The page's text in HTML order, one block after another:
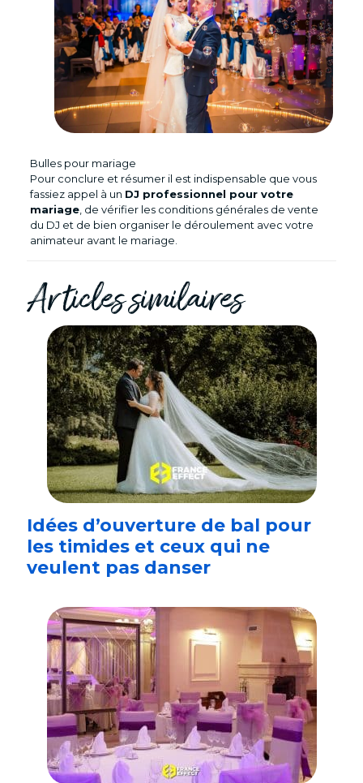
Bulles pour mariage
Pour conclure et résumer il est indispensable que vous
fassiez appel à un DJ professionnel pour votre
mariage, de vérifier les conditions générales de vente
du DJ et de bien organiser le déroulement avec votre
animateur avant le mariage.
Articles similaires
Idées d’ouverture de bal pour
les timides et ceux qui ne
veulent pas danser